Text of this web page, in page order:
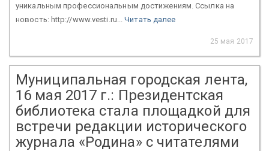
уникальным профессиональным достижениям. Ссылка на
новость: http://www.vesti.ru...Читать далее
25 мая 2017
Муниципальная городская лента,
16 мая 2017 г.: Президентская
библиотека стала площадкой для
встречи редакции исторического
журнала «Родина» с читателями